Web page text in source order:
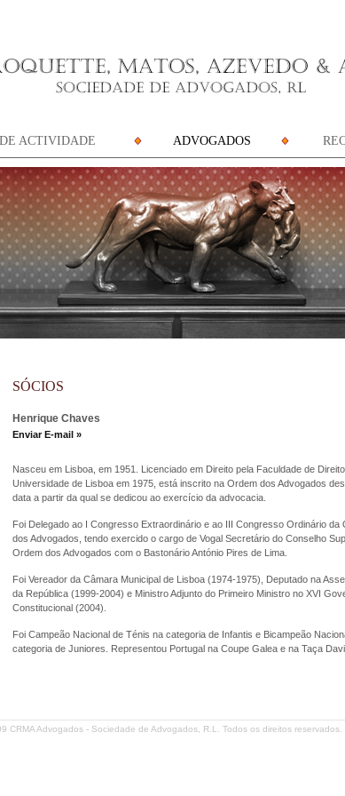
ACTIVIDADE ADVOGADOS
SÓCIOS
Henrique Chaves
Enviar E-mail »
Nasceu em Lisboa, em 1951. Licenciado em Direito pela Faculdade de
Universidade de Lisboa em 1975, está inscrito na Ordem dos Advogados
data a partir da qual se dedicou ao exercício da advocacia.
Foi Delegado ao I Congresso Extraordinário e ao III Congresso Ordinário da
dos Advogados, tendo exercido o cargo de Vogal Secretário do Conselho
Ordem dos Advogados com o Bastonário António Pires de Lima.
Foi Vereador da Câmara Municipal de Lisboa (1974-1975), Deputado na
da República (1999-2004) e Ministro Adjunto do Primeiro Ministro no XVI
Constitucional (2004).
Foi Campeão Nacional de Ténis na categoria de Infantis e Bicampeão
categoria de Juniores. Representou Portugal na Coupe Galea e na Taça
CRMA Advogados - Sociedade de Advogados, R.L. Todos os direitos reservados.